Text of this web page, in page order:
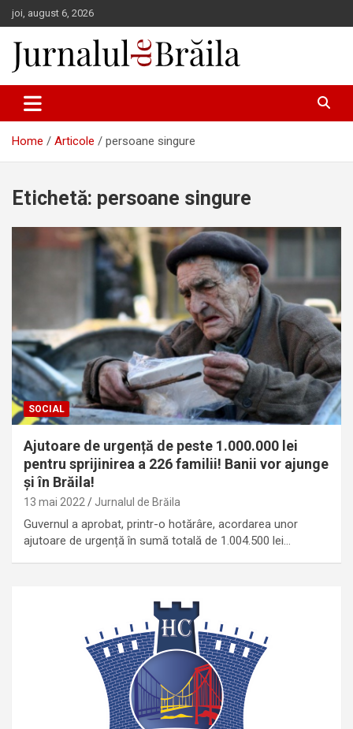
Skip
to
content
joi, august 6, 2026
Jurnalul de Brăila
Home Articole persoane singure
Etichetă: persoane singure
SOCIAL
Ajutoare de urgență de peste 1.000.000 lei
pentru sprijinirea a 226 familii! Banii vor ajunge
și în Brăila!
13 mai 2022 Jurnalul de Brăila
Guvernul a aprobat, printr-o hotărâre, acordarea unor
ajutoare de urgență în sumă totală de 1.004.500 lei…